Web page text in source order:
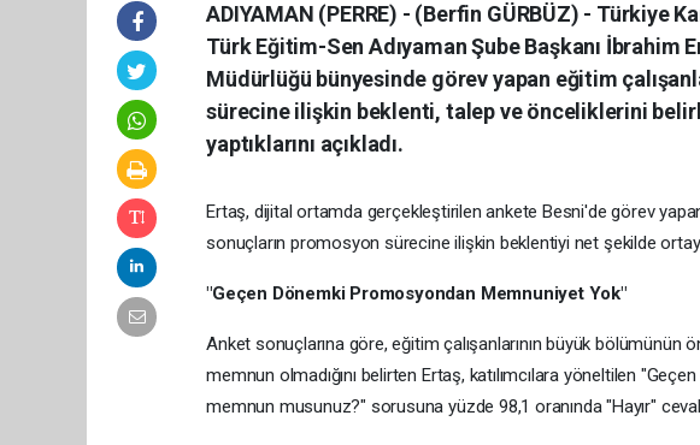
ADIYAMAN (PERRE) - (Berfin GÜRBÜZ) - Türkiye
Türk Eğitim-Sen Adıyaman Şube Başkanı İbrahim
Müdürlüğü bünyesinde görev yapan eğitim
sürecine ilişkin beklenti, talep ve önceliklerini
yaptıklarını açıkladı.
Ertaş, dijital ortamda gerçekleştirilen ankete Besni'de görev yapan
sonuçların promosyon sürecine ilişkin beklentiyi net şekilde
"Geçen Dönemki Promosyondan Memnuniyet Yok"
Anket sonuçlarına göre, eğitim çalışanlarının büyük bölümünün
memnun olmadığını belirten Ertaş, katılımcılara yöneltilen
memnun musunuz?" sorusuna yüzde 98,1 oranında "Hayır"